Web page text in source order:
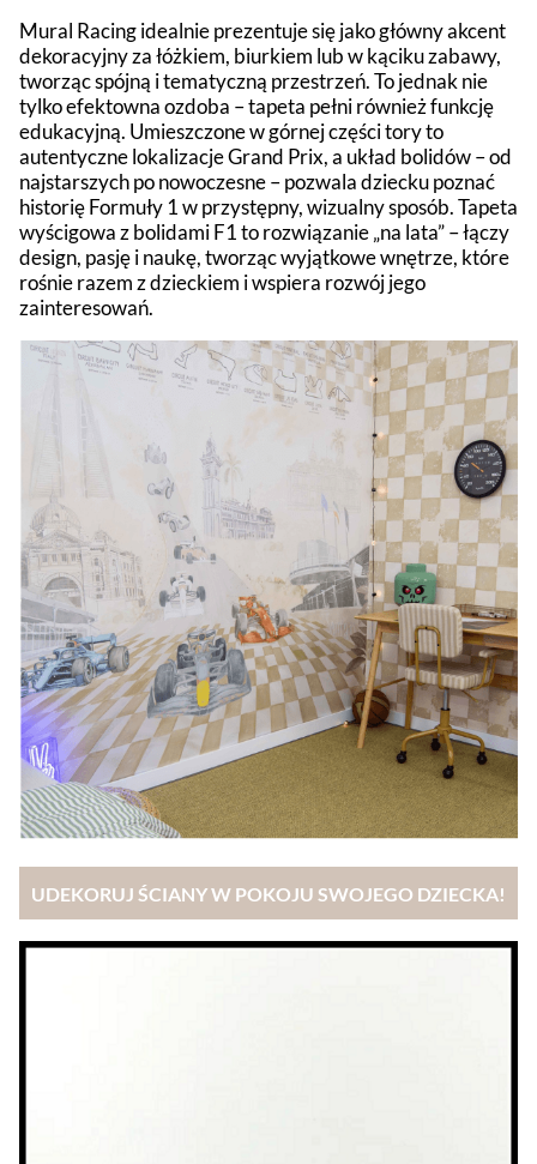
Mural Racing idealnie prezentuje się jako główny akcent
dekoracyjny za łóżkiem, biurkiem lub w kąciku zabawy,
tworząc spójną i tematyczną przestrzeń. To jednak nie
tylko efektowna ozdoba – tapeta pełni również funkcję
edukacyjną. Umieszczone w górnej części tory to
autentyczne lokalizacje Grand Prix, a układ bolidów – od
najstarszych po nowoczesne – pozwala dziecku poznać
historię Formuły 1 w przystępny, wizualny sposób. Tapeta
wyścigowa z bolidami F1 to rozwiązanie „na lata” – łączy
design, pasję i naukę, tworząc wyjątkowe wnętrze, które
rośnie razem z dzieckiem i wspiera rozwój jego
zainteresowań.
UDEKORUJ ŚCIANY W POKOJU SWOJEGO DZIECKA!